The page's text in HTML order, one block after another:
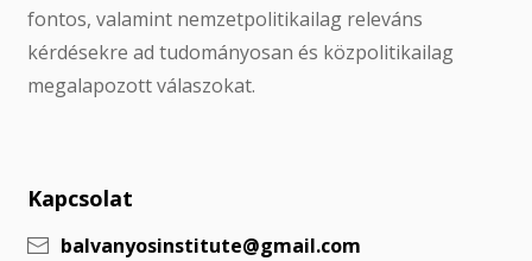
fontos, valamint nemzetpolitikailag releváns
kérdésekre ad tudományosan és közpolitikailag
megalapozott válaszokat.
Kapcsolat
balvanyosinstitute@gmail.com